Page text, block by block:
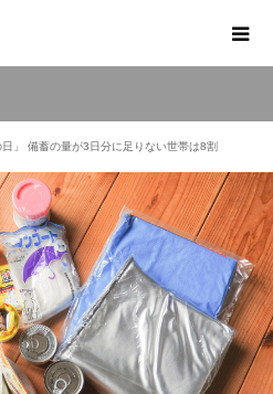
」 備蓄の量が3日分に足りない世帯は8割